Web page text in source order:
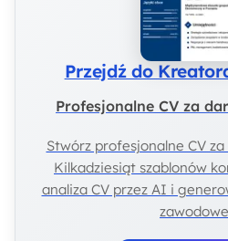
Przejdź do
Profesjonalne CV za
Stwórz profesjonalne CV
Kilkadziesiąt szablonów
analiza CV przez AI i